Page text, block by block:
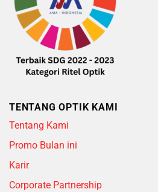
TENTANG OPTIK KAMI
Tentang Kami
Promo Bulan ini
Karir
Corporate Partnership